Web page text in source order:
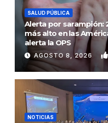
SALUD PÚBLICA
Alerta por sarampión:
más alto en las
alerta la OPS
AGOSTO 8, 2026
NOTICIAS